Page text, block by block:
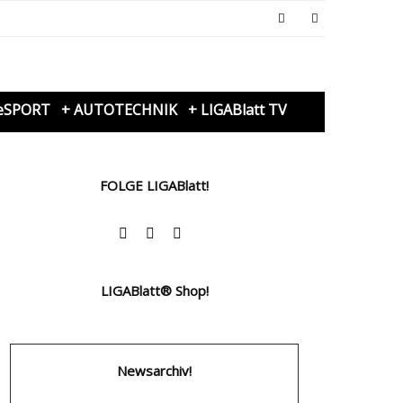
+ AUTOTECHNIK + LIGABlatt TV
FOLGE LIGABlatt!
LIGABlatt® Shop!
Newsarchiv!